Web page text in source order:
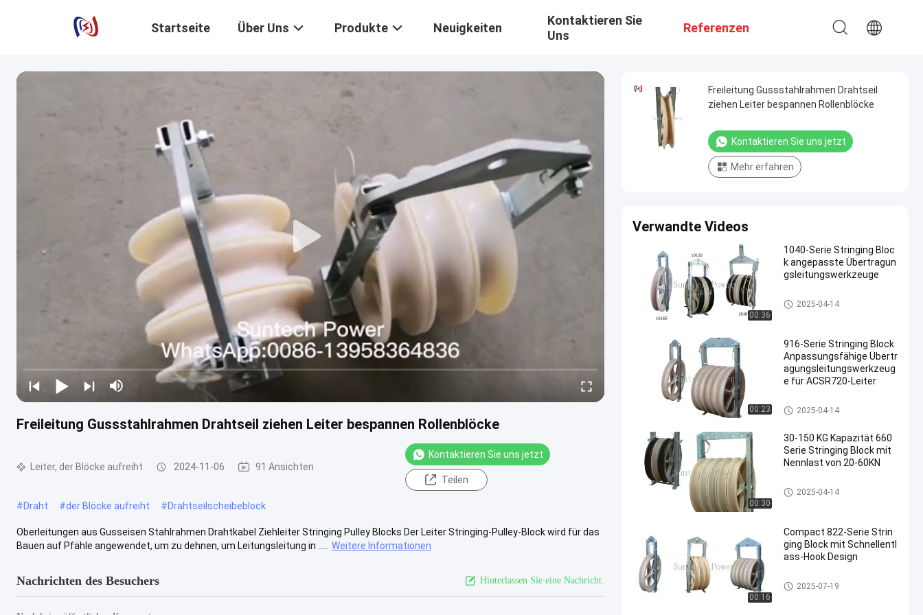
Startseite Über Uns Produkte Neuigkeiten
Kontaktieren Sie
Uns
Referenzen
Freileitung Gussstahlrahmen Drahtseil ziehen Leiter bespannen Rollenblöcke
Leiter, der Blöcke aufreiht 2024-11-06 91 Ansichten
Kontaktieren Sie uns jetzt
Teilen
#Draht #der Blöcke aufreiht #Drahtseilscheibeblock
Oberleitungen aus Gusseisen Stahlrahmen Drahtkabel Ziehleiter Stringing Pulley Blocks Der Leiter Stringing-Pulley-Block wird für das
Bauen auf Pfähle angewendet, um zu dehnen, um Leitungsleitung in .....
Weitere Informationen
Nachrichten des Besuchers Hinterlassen Sie eine Nachricht.
Freileitung Gussstahlrahmen Drahtseil
ziehen Leiter bespannen Rollenblöcke
Kontaktieren Sie uns jetzt
Mehr erfahren
Verwandte Videos
00:36
1040-Serie Stringing Bloc
k angepasste Übertragun
gsleitungswerkzeuge
Leiter, der Blöcke aufreiht
2025-04-14
00:23
916-Serie Stringing Block
Anpassungsfähige Übertr
agungsleitungswerkzeug
e für ACSR720-Leiter
Leiter, der Blöcke aufreiht
2025-04-14
00:30
30-150 KG Kapazität 660
Serie Stringing Block mit
Nennlast von 20-60KN
Leiter, der Blöcke aufreiht
2025-04-14
00:16
Compact 822-Serie Strin
ging Block mit Schnellentl
ass-Hook Design
Leiter, der Blöcke aufreiht
2025-07-19